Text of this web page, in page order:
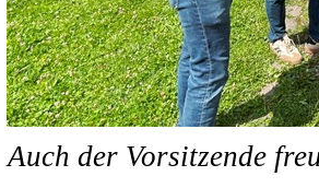
Auch der Vorsitzende